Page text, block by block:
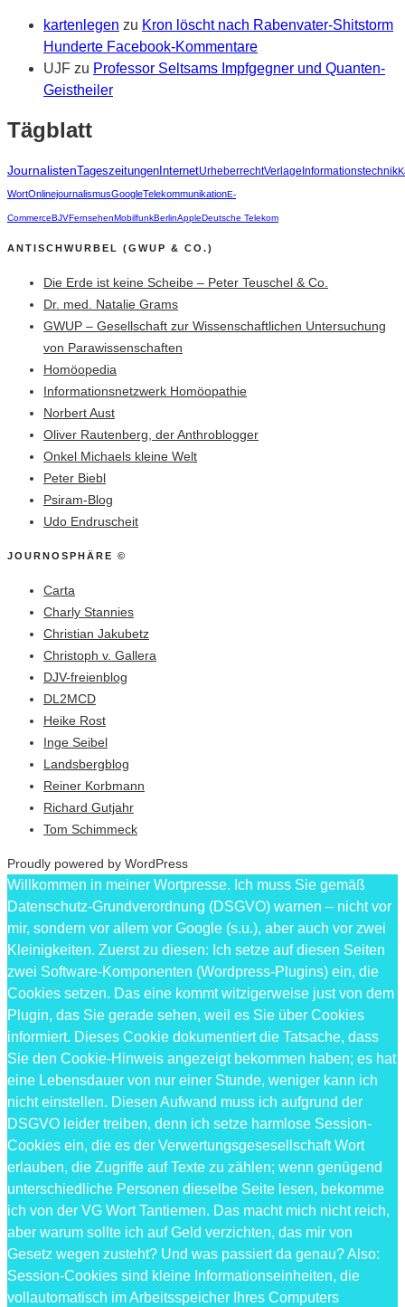
kartenlegen zu Kron löscht nach Rabenvater-Shitstorm
Hunderte Facebook-Kommentare
UJF zu Professor Seltsams Impfgegner und Quanten-
Geistheiler
Tägblatt
JournalistenTageszeitungen InternetUrheberrechtVerlage Informationstechnik
WortOnlinejournalismusGoogleTelekommunikationE-
CommerceBJVFernsehenMobilfunkBerlinAppleDeutsche Telekom
ANTISCHWURBEL (GWUP & CO.)
Die Erde ist keine Scheibe – Peter Teuschel & Co.
Dr. med. Natalie Grams
GWUP – Gesellschaft zur Wissenschaftlichen Untersuchung
von Parawissenschaften
Homöopedia
Informationsnetzwerk Homöopathie
Norbert Aust
Oliver Rautenberg, der Anthroblogger
Onkel Michaels kleine Welt
Peter Biebl
Psiram-Blog
Udo Endruscheit
JOURNOSPHÄRE ©
Carta
Charly Stannies
Christian Jakubetz
Christoph v. Gallera
DJV-freienblog
DL2MCD
Heike Rost
Inge Seibel
Landsbergblog
Reiner Korbmann
Richard Gutjahr
Tom Schimmeck
Proudly powered by WordPress
Willkommen in meiner Wortpresse. Ich muss Sie gemäß
Datenschutz-Grundverordnung (DSGVO) warnen – nicht vor
mir, sondern vor allem vor Google (s.u.), aber auch vor zwei
Kleinigkeiten. Zuerst zu diesen: Ich setze auf diesen Seiten
zwei Software-Komponenten (Wordpress-Plugins) ein, die
Cookies setzen. Das eine kommt witzigerweise just von dem
Plugin, das Sie gerade sehen, weil es Sie über Cookies
informiert. Dieses Cookie dokumentiert die Tatsache, dass
Sie den Cookie-Hinweis angezeigt bekommen haben; es hat
eine Lebensdauer von nur einer Stunde, weniger kann ich
nicht einstellen. Diesen Aufwand muss ich aufgrund der
DSGVO leider treiben, denn ich setze harmlose Session-
Cookies ein, die es der Verwertungsgesesellschaft Wort
erlauben, die Zugriffe auf Texte zu zählen; wenn genügend
unterschiedliche Personen dieselbe Seite lesen, bekomme
ich von der VG Wort Tantiemen. Das macht mich nicht reich,
aber warum sollte ich auf Geld verzichten, das mir von
Gesetz wegen zusteht? Und was passiert da genau? Also:
Session-Cookies sind kleine Informationseinheiten, die
vollautomatisch im Arbeitsspeicher Ihres Computers